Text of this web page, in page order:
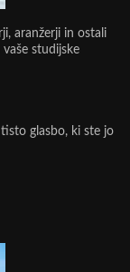
aranžerji in ostali
studijske
glasbo, ki ste jo